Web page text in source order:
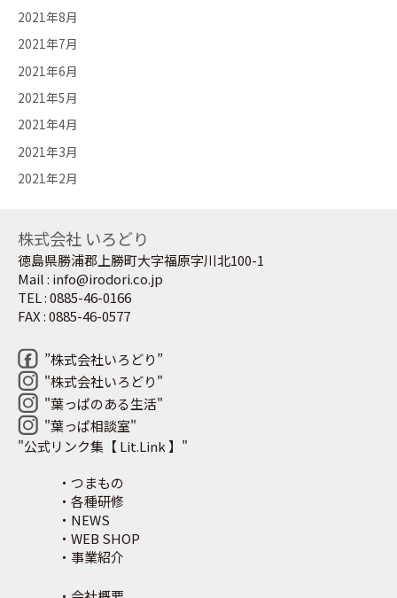
2021年8月
2021年7月
2021年6月
2021年5月
2021年4月
2021年3月
2021年2月
株式会社 いろどり
徳島県勝浦郡上勝町大字福原字川北100-1
Mail : info@irodori.co.jp
TEL : 0885-46-0166
FAX : 0885-46-0577
”株式会社いろどり”
"株式会社いろどり"
"葉っぱのある生活"
"葉っぱ相談室"
"公式リンク集【 Lit.Link 】"
・つまもの
・各種研修
・NEWS
・WEB SHOP
・事業紹介